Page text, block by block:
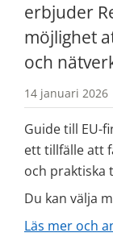
erbjuder
möjlighet
och
14 januari
Guide till EU-
ett tillfälle att
och praktiska
Du kan välja
Läs mer och